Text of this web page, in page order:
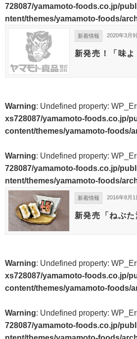
728087/yamamoto-foods.co.jp/
ntent/themes/yamamoto-foods/
新着情報 2020年3月9
新発売！「味よ
Warning: Undefined property:
xs728087/yamamoto-foods.co.jp/
content/themes/yamamoto-foods/
Warning: Undefined property:
728087/yamamoto-foods.co.jp/
ntent/themes/yamamoto-foods/
新着情報 2016年8月1
新発売「ねぶた
Warning: Undefined property:
xs728087/yamamoto-foods.co.jp/
content/themes/yamamoto-foods/
Warning: Undefined property:
728087/yamamoto-foods.co.jp/